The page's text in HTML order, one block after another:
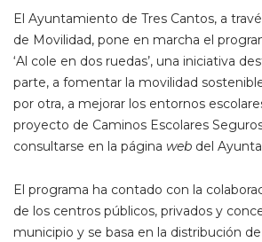
El Ayuntamiento de Tres Cantos, a
de Movilidad, pone en marcha el
‘Al cole en dos ruedas’, una iniciativa
parte, a fomentar la movilidad
por otra, a mejorar los entornos
proyecto de Caminos Escolares
consultarse en la página web del
El programa ha contado con la
de los centros públicos, privados y
municipio y se basa en la distribución